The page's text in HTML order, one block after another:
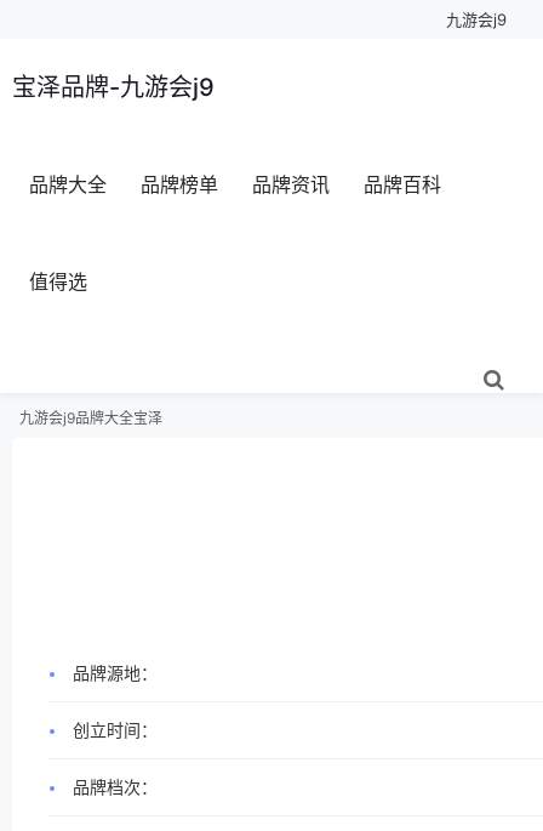
九游会j9
宝泽品牌-九游会j9
品牌大全 品牌榜单 品牌资讯 品牌百科
值得选
九游会j9品牌大全宝泽
品牌源地：
创立时间：
品牌档次：